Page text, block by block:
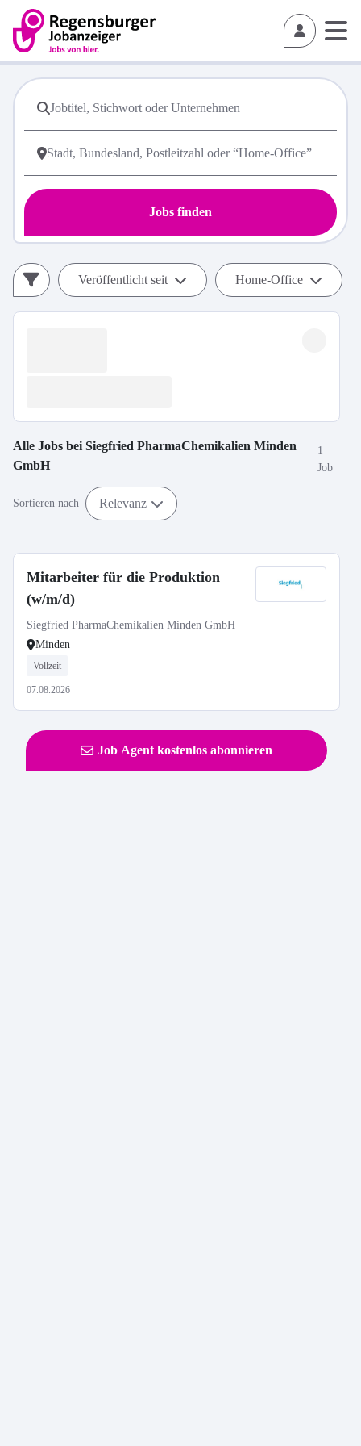
Jobs finden
Veröffentlicht seit Home-Office
Alle Jobs bei Siegfried PharmaChemikalien Minden
GmbH
1
Job
Sortieren nach Relevanz
Mitarbeiter für die Produktion
(w/m/d)
Siegfried PharmaChemikalien Minden GmbH
Minden
Vollzeit
07.08.2026
Job Agent kostenlos abonnieren